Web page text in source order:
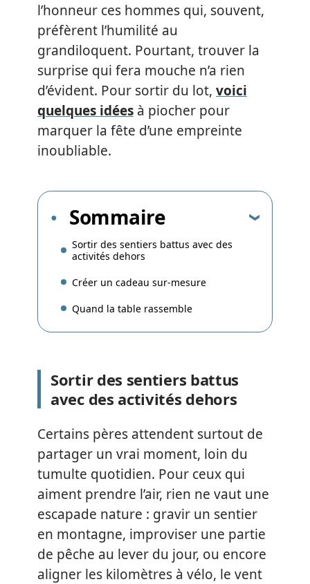
l’honneur ces hommes qui, souvent,
préfèrent l’humilité au
grandiloquent. Pourtant, trouver la
surprise qui fera mouche n’a rien
d’évident. Pour sortir du lot, voici
quelques idées à piocher pour
marquer la fête d’une empreinte
inoubliable.
Sommaire
Sortir des sentiers battus avec des
activités dehors
Créer un cadeau sur-mesure
Quand la table rassemble
Sortir des sentiers battus
avec des activités dehors
Certains pères attendent surtout de
partager un vrai moment, loin du
tumulte quotidien. Pour ceux qui
aiment prendre l’air, rien ne vaut une
escapade nature : gravir un sentier
en montagne, improviser une partie
de pêche au lever du jour, ou encore
aligner les kilomètres à vélo, le vent